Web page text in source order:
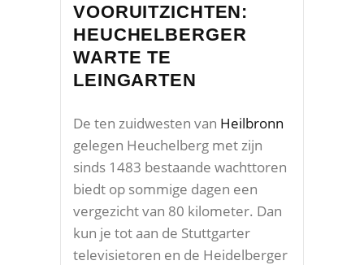
VOORUITZICHTEN:
HEUCHELBERGER
WARTE TE
LEINGARTEN
De ten zuidwesten van Heilbronn
gelegen Heuchelberg met zijn
sinds 1483 bestaande wachttoren
biedt op sommige dagen een
vergezicht van 80 kilometer. Dan
kun je tot aan de Stuttgarter
televisietoren en de Heidelberger